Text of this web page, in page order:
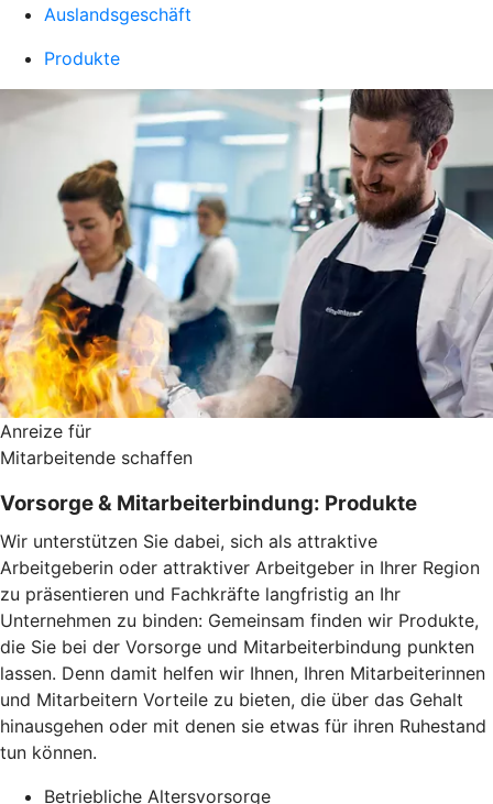
Auslandsgeschäft
Produkte
Anreize für
Mitarbeitende schaffen
Vorsorge & Mitarbeiterbindung: Produkte
Wir unterstützen Sie dabei, sich als attraktive
Arbeitgeberin oder attraktiver Arbeitgeber in Ihrer Region
zu präsentieren und Fachkräfte langfristig an Ihr
Unternehmen zu binden: Gemeinsam finden wir Produkte,
die Sie bei der Vorsorge und Mitarbeiterbindung punkten
lassen. Denn damit helfen wir Ihnen, Ihren Mitarbeiterinnen
und Mitarbeitern Vorteile zu bieten, die über das Gehalt
hinausgehen oder mit denen sie etwas für ihren Ruhestand
tun können.
Betriebliche Altersvorsorge